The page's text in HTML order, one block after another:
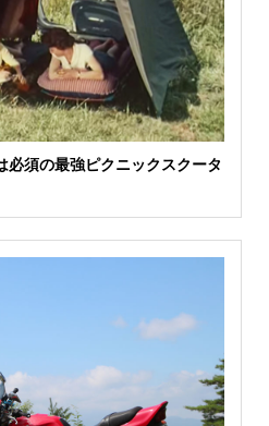
必須の最強ピクニックスクータ